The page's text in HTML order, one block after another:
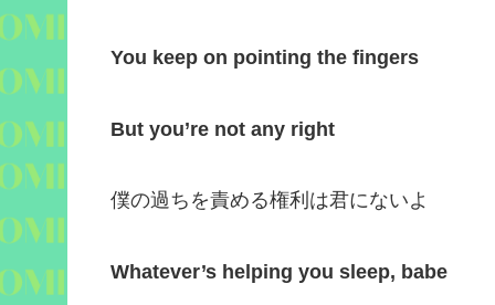
You keep on pointing the fingers
But you’re not any right
僕の過ちを責める権利は君にないよ
Whatever’s helping you sleep, babe